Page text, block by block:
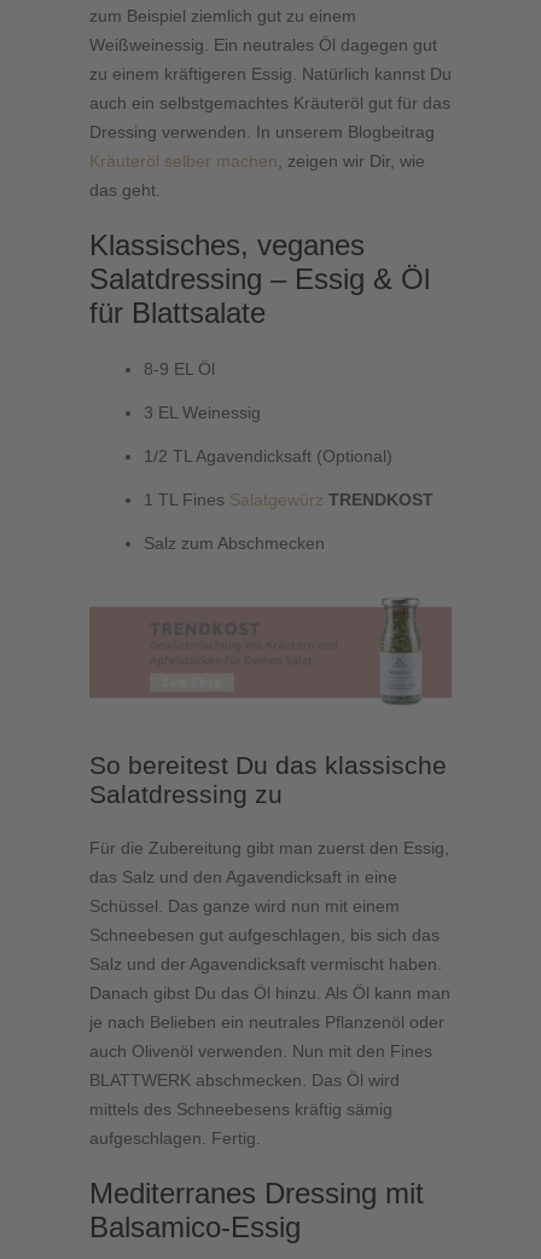
zum Beispiel ziemlich gut zu einem
Weißweinessig. Ein neutrales Öl dagegen gut
zu einem kräftigeren Essig. Natürlich kannst Du
auch ein selbstgemachtes Kräuteröl gut für das
Dressing verwenden. In unserem Blogbeitrag
Kräuteröl selber machen , zeigen wir Dir, wie
das geht.
Klassisches, veganes
Salatdressing – Essig & Öl
für Blattsalate
8-9 EL Öl
3 EL Weinessig
1/2 TL Agavendicksaft (Optional)
1 TL Fines Salatgewürz TRENDKOST
Salz zum Abschmecken
So bereitest Du das klassische
Salatdressing zu
Für die Zubereitung gibt man zuerst den Essig,
das Salz und den Agavendicksaft in eine
Schüssel. Das ganze wird nun mit einem
Schneebesen gut aufgeschlagen, bis sich das
Salz und der Agavendicksaft vermischt haben.
Danach gibst Du das Öl hinzu. Als Öl kann man
je nach Belieben ein neutrales Pflanzenöl oder
auch Olivenöl verwenden. Nun mit den Fines
BLATTWERK abschmecken. Das Öl wird
mittels des Schneebesens kräftig sämig
aufgeschlagen. Fertig.
Mediterranes Dressing mit
Balsamico-Essig